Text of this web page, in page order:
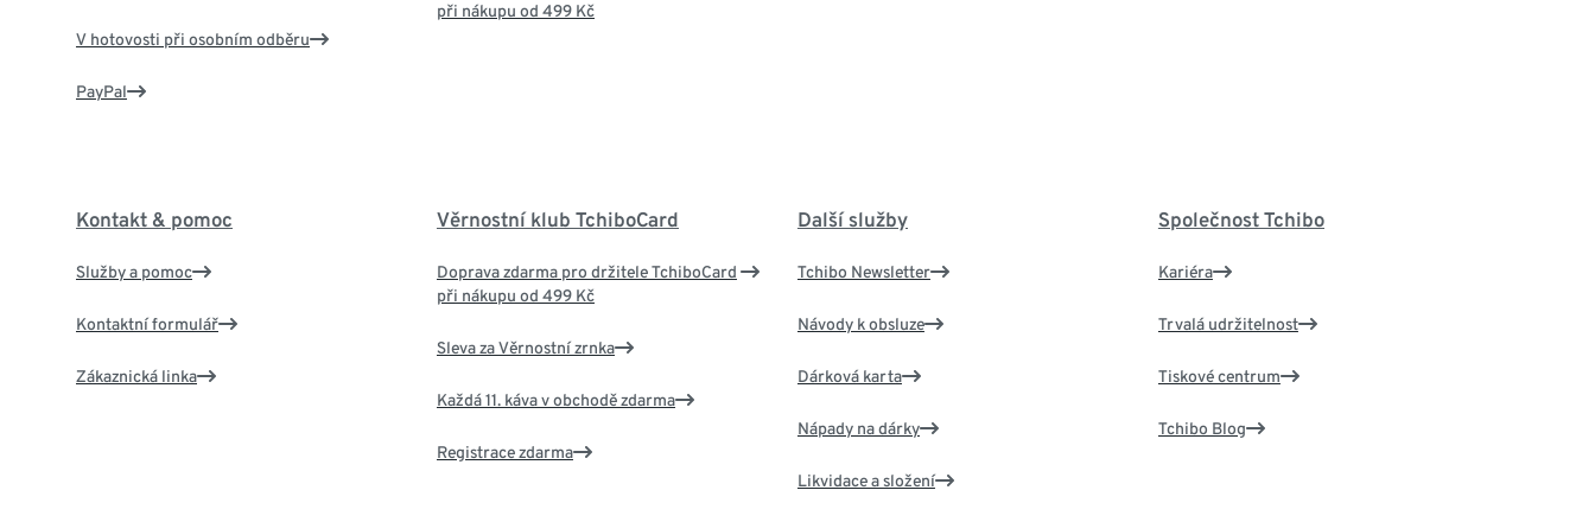
V hotovosti při osobním odběru
PayPal
při nákupu od 499 Kč
Kontakt & pomoc
Služby a pomoc
Kontaktní formulář
Zákaznická linka
Věrnostní klub TchiboCard
Doprava zdarma pro držitele TchiboCard
při nákupu od 499 Kč
Sleva za Věrnostní zrnka
Každá 11. káva v obchodě zdarma
Registrace zdarma
Další služby
Tchibo Newsletter
Návody k obsluze
Dárková karta
Nápady na dárky
Likvidace a složení
Společnost Tchibo
Kariéra
Trvalá udržitelnost
Tiskové centrum
Tchibo Blog